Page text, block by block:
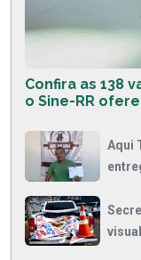
Confira as 138
o Sine-RR
Aqui